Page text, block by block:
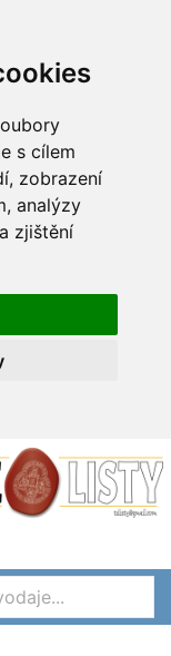
s cílem
zobrazení
analýzy
zjištění